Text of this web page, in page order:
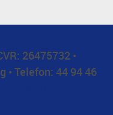
26475732 •
• Telefon: 44 94 46